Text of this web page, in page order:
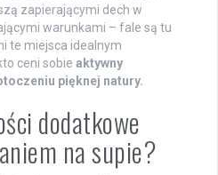
zapierającymi dech w
warunkami – fale są tu
te miejsca idealnym
ceni sobie aktywny
pięknej natury.
dodatkowe
na supie?